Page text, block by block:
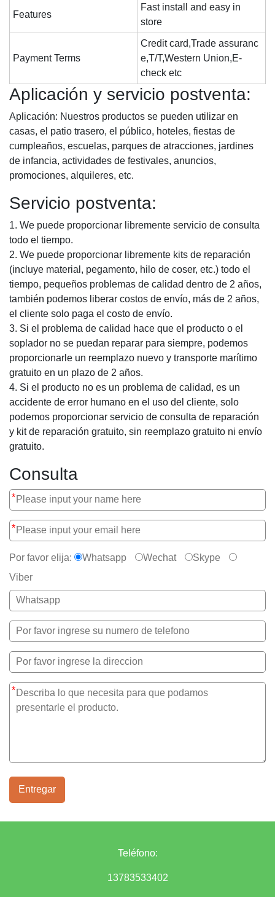
Features
Fast install and easy in
store
Payment Terms
Credit card,Trade assuranc
e,T/T,Western Union,E-
check etc
Aplicación y servicio postventa:
Aplicación: Nuestros productos se pueden utilizar en
casas, el patio trasero, el público, hoteles, fiestas de
cumpleaños, escuelas, parques de atracciones, jardines
de infancia, actividades de festivales, anuncios,
promociones, alquileres, etc.
Servicio postventa:
1. We puede proporcionar libremente servicio de consulta
todo el tiempo.
2. We puede proporcionar libremente kits de reparación
(incluye material, pegamento, hilo de coser, etc.) todo el
tiempo, pequeños problemas de calidad dentro de 2 años,
también podemos liberar costos de envío, más de 2 años,
el cliente solo paga el costo de envío.
3. Si el problema de calidad hace que el producto o el
soplador no se puedan reparar para siempre, podemos
proporcionarle un reemplazo nuevo y transporte marítimo
gratuito en un plazo de 2 años.
4. Si el producto no es un problema de calidad, es un
accidente de error humano en el uso del cliente, solo
podemos proporcionar servicio de consulta de reparación
y kit de reparación gratuito, sin reemplazo gratuito ni envío
gratuito.
Consulta
*
*
Por favor elija: Whatsapp Wechat
Skype
Viber
*
Entregar
Teléfono:
13783533402